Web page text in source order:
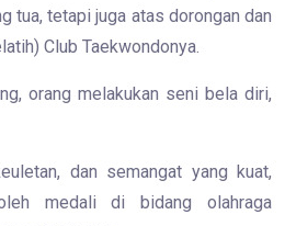
tua, tetapi juga atas dorongan dan
Club Taekwondonya.
dan semangat yang kuat,
medali di bidang olahraga